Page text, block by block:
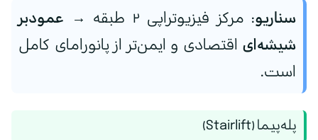
سناریو: مرکز فیزیوتراپی ۲ طبقه →
عمودبر
شیشه‌ای اقتصادی و ایمن‌تر از پانورامای کامل
است.
پله‌پیما (Stairlift)